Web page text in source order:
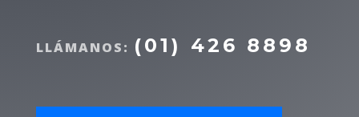
LLÁMANOS: (01) 426 8898